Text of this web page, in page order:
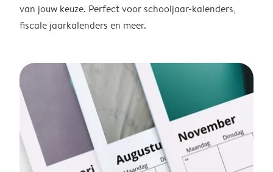
van jouw keuze. Perfect voor schooljaar-kalenders,
fiscale jaarkalenders en meer.